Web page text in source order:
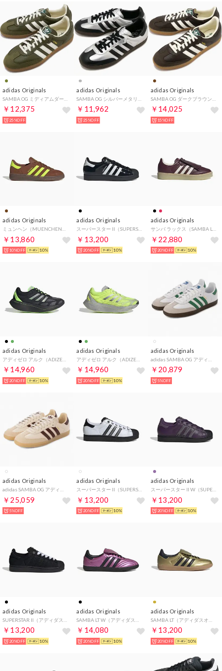
adidas Originals
￥12,375
25%OFF
adidas Originals
￥11,962
25%OFF
adidas Originals
￥14,025
15%OFF
adidas Originals
￥13,860
10%OFF 10%
adidas Originals
￥13,200
20%OFF 10%
adidas Originals
￥22,880
20%OFF 10%
adidas Originals
￥14,960
20%OFF 10%
adidas Originals
￥14,960
20%OFF 10%
adidas Originals
￥20,879
5%OFF
adidas Originals
￥25,059
5%OFF
adidas Originals
￥13,200
20%OFF 10%
adidas Originals
スーパースター II W（SUPERSTAR II W） （Aurora Plum / Matte Silver / Ash Purple）
￥13,200
20%OFF 10%
adidas Originals
￥13,200
20%OFF 10%
adidas Originals
￥14,080
20%OFF 10%
adidas Originals
￥13,200
20%OFF 10%